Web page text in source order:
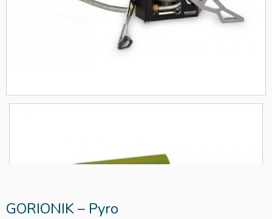
GORIONIK – Pyro